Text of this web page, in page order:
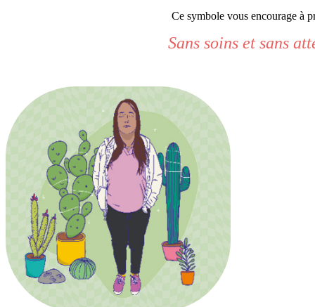
Ce symbole vous encourage à
Sans soins et sans